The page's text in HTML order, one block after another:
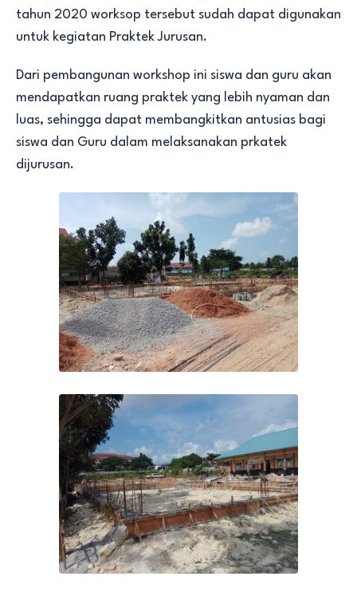
tahun 2020 worksop tersebut sudah dapat digunakan
untuk kegiatan Praktek Jurusan.
Dari pembangunan workshop ini siswa dan guru akan
mendapatkan ruang praktek yang lebih nyaman dan
luas, sehingga dapat membangkitkan antusias bagi
siswa dan Guru dalam melaksanakan prkatek
dijurusan.